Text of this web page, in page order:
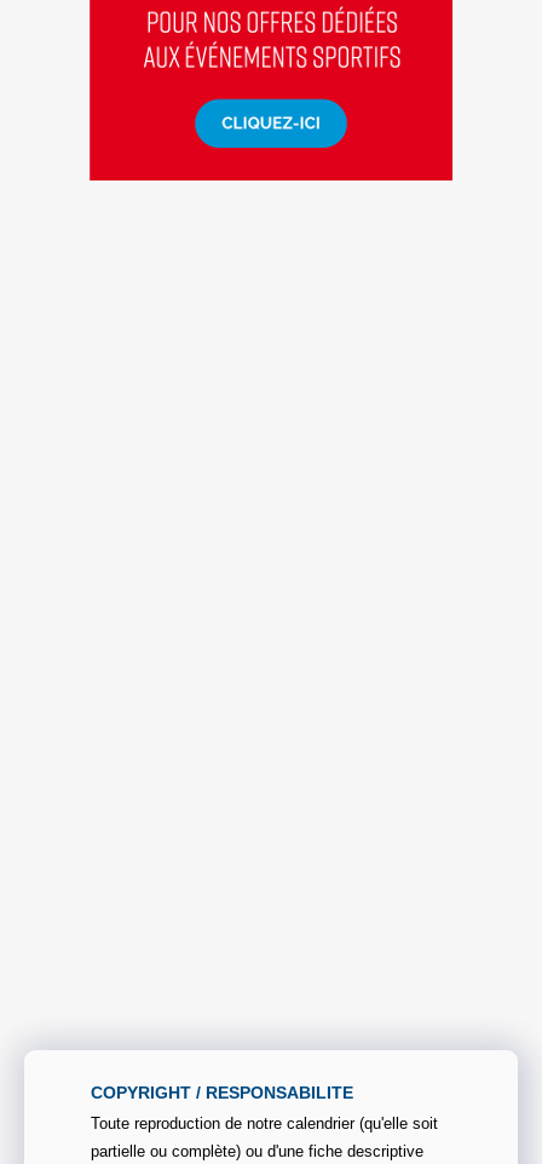
COPYRIGHT / RESPONSABILITE
Toute reproduction de notre calendrier (qu'elle soit
partielle ou complète) ou d'une fiche descriptive